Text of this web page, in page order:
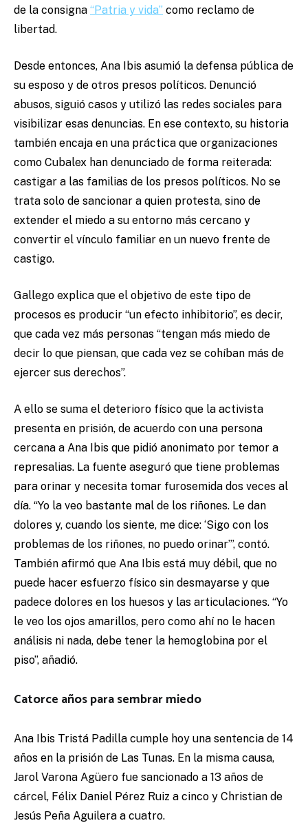
de la consigna “Patria y vida” como reclamo de
libertad.
Desde entonces, Ana Ibis asumió la defensa pública de
su esposo y de otros presos políticos. Denunció
abusos, siguió casos y utilizó las redes sociales para
visibilizar esas denuncias. En ese contexto, su historia
también encaja en una práctica que organizaciones
como Cubalex han denunciado de forma reiterada:
castigar a las familias de los presos políticos. No se
trata solo de sancionar a quien protesta, sino de
extender el miedo a su entorno más cercano y
convertir el vínculo familiar en un nuevo frente de
castigo.
Gallego explica que el objetivo de este tipo de
procesos es producir “un efecto inhibitorio”, es decir,
que cada vez más personas “tengan más miedo de
decir lo que piensan, que cada vez se cohíban más de
ejercer sus derechos”.
A ello se suma el deterioro físico que la activista
presenta en prisión, de acuerdo con una persona
cercana a Ana Ibis que pidió anonimato por temor a
represalias. La fuente aseguró que tiene problemas
para orinar y necesita tomar furosemida dos veces al
día. “Yo la veo bastante mal de los riñones. Le dan
dolores y, cuando los siente, me dice: ‘Sigo con los
problemas de los riñones, no puedo orinar’”, contó.
También afirmó que Ana Ibis está muy débil, que no
puede hacer esfuerzo físico sin desmayarse y que
padece dolores en los huesos y las articulaciones. “Yo
le veo los ojos amarillos, pero como ahí no le hacen
análisis ni nada, debe tener la hemoglobina por el
piso”, añadió.
Catorce años para sembrar miedo
Ana Ibis Tristá Padilla cumple hoy una sentencia de 14
años en la prisión de Las Tunas. En la misma causa,
Jarol Varona Agüero fue sancionado a 13 años de
cárcel, Félix Daniel Pérez Ruiz a cinco y Christian de
Jesús Peña Aguilera a cuatro.